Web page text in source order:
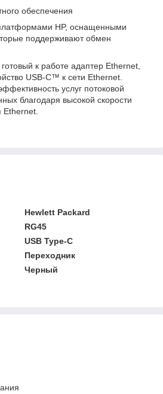
обеспечения
HP, оснащенными
поддерживают обмен
к работе адаптер Ethernet,
USB-C™ к сети Ethernet.
услуг потоковой
благодаря высокой скорости
Ethernet.
Hewlett Packard
RG45
USB Type-C
Переходник
Черный